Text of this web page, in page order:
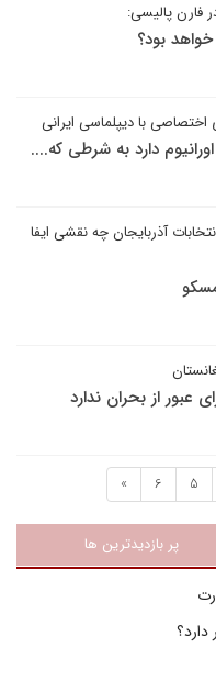
فارن پالیسی:
بود؟
با دیپلماسی ایرانی
دارد به شرطی که....
آذربایجان چه نقشی ایفا
از بحران ندارد
5
6
»
پر بازدیدترین ها